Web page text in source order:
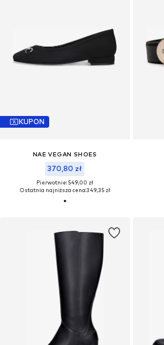
KUPON
NAE VEGAN SHOES
370,80 zł
Pierwotnie: 549,00 zł
Ostatnia najniższa cena:349,35 zł